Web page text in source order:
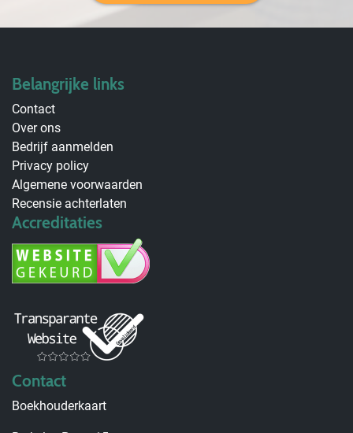
Belangrijke links
Contact
Over ons
Bedrijf aanmelden
Privacy policy
Algemene voorwaarden
Recensie achterlaten
Accreditaties
Contact
Boekhouderkaart